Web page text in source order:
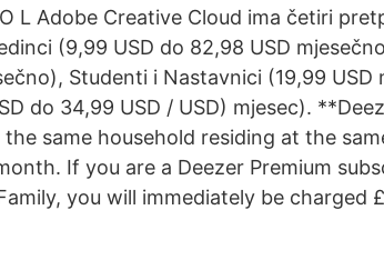
L Adobe Creative Cloud ima četiri
(9,99 USD do 82,98 USD
Studenti i Nastavnici (19,99 USD
do 34,99 USD / USD) mjesec).
same household residing at the
If you are a Deezer Premium
you will immediately be charged